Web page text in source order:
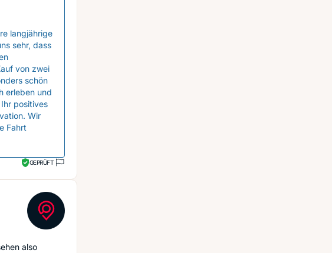
langjährige
sehr, dass
von zwei
schön
erleben und
positives
Wir
Fahrt
GEPRÜFT
also